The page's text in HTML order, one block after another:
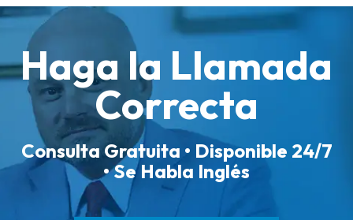
Haga la Llamada
Correcta
Consulta Gratuita • Disponible 24/7
• Se Habla Inglés